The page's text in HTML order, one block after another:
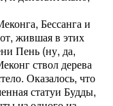
Бессанга и
жившая в этих
Пень (ну, да,
ствол дерева
Оказалось, что
статуи Будды,